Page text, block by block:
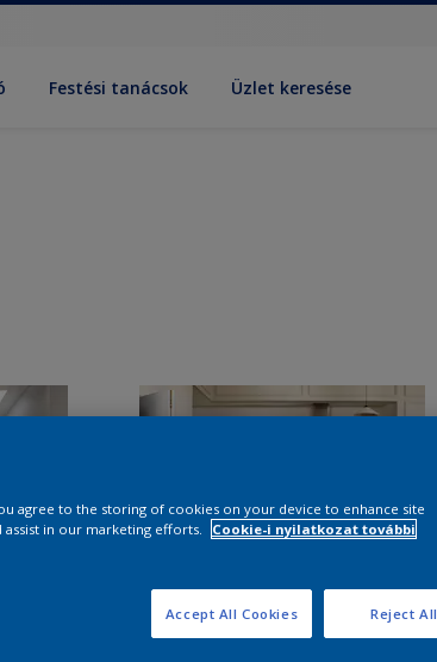
Festési tanácsok Üzlet keresése
agree to the storing of cookies on your device to enhance site
assist in our marketing efforts.
Cookie-i nyilatkozat további
Reject All
Accept All Cookies